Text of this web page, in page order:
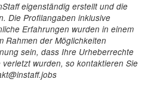
eigenständig erstellt und die
Die Profilangaben inklusive
Erfahrungen wurden in einem
Rahmen der Möglichkeiten
sein, dass Ihre Urheberrechte
wurden, so kontaktieren Sie